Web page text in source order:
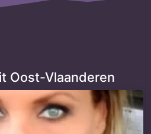
Oost-Vlaanderen